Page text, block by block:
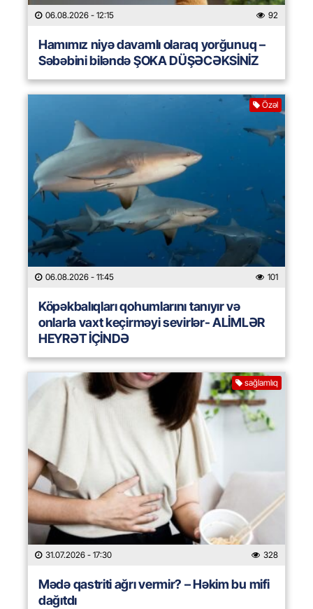
06.08.2026 - 12:15 92
Hamımız niyə davamlı olaraq yorğunuq –
Səbəbini biləndə ŞOKA DÜŞƏCƏKSİNİZ
Özəl
06.08.2026 - 11:45 101
Köpəkbalıqları qohumlarını tanıyır və
onlarla vaxt keçirməyi sevirlər- ALİMLƏR
HEYRƏT İÇİNDƏ
sağlamlıq
31.07.2026 - 17:30 328
Mədə qastriti ağrı vermir? – Həkim bu mifi
dağıtdı